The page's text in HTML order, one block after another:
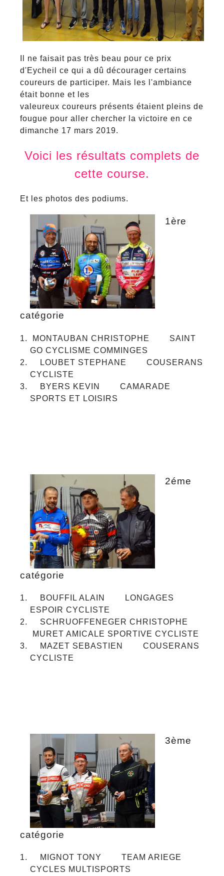
Il ne faisait pas très beau pour ce prix
d'Eycheil ce qui a dû décourager certains
coureurs de participer. Mais les l'ambiance
était bonne et les
valeureux coureurs présents étaient pleins de
fougue pour aller chercher la victoire en ce
dimanche 17 mars 2019.
Voici les résultats complets de
cette course.
Et les photos des podiums.
1ère
catégorie
MONTAUBAN CHRISTOPHE SAINT
GO CYCLISME COMMINGES
LOUBET STEPHANE COUSERANS
CYCLISTE
BYERS KEVIN CAMARADE
SPORTS ET LOISIRS
2éme
catégorie
BOUFFIL ALAIN LONGAGES
ESPOIR CYCLISTE
SCHRUOFFENEGER CHRISTOPHE
MURET AMICALE SPORTIVE CYCLISTE
MAZET SEBASTIEN COUSERANS
CYCLISTE
3ème
catégorie
MIGNOT TONY TEAM ARIEGE
CYCLES MULTISPORTS